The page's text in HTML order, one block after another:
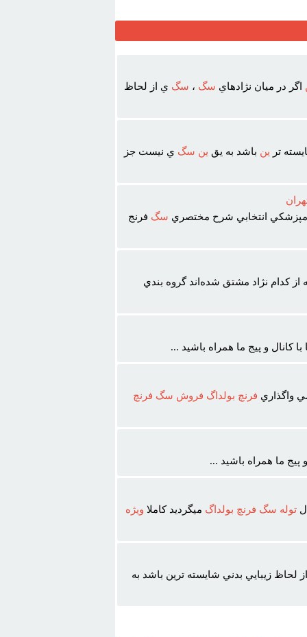
اگر در ميان نژادهاي سگ ، سگ ي از لحاظ
تر ين باشد به يق ين سگ ي نيست جز
انتخابي شرح مختصري سگ فرنج
کدام نژاد مشتق شده‌اند گروه بندي
با کانال و پيج ما همراه باشيد ...
واگذاري فرنچ بولداگ فروش سگ فرنچ
پيج ما همراه باشيد ...
توله سگ فرنچ بولداگ ميگرديد کاملا ويژه
لحاظ زيبايي بدني شايسته ترين باشد به